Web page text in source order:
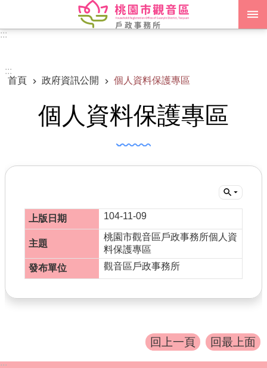
跳到主要內容區塊
訊息公告
業務資訊
機關通訊錄
政府資訊公開
書表下載
門牌查詢
:::
:::
首頁
政府資訊公開 個人資料保護專區
個人資料保護專區
104-11-09
桃園市觀音區戶政事務所個人資
料保護專區
觀音區戶政事務所
回上一頁 回最上面